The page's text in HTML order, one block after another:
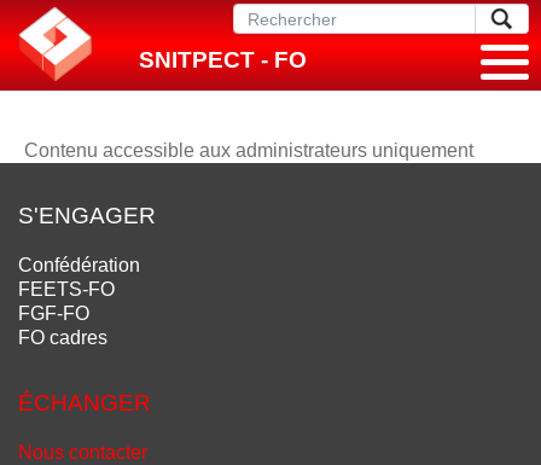
SNITPECT - FO
Contenu accessible aux administrateurs uniquement
S'ENGAGER
Confédération
FEETS-FO
FGF-FO
FO cadres
ÉCHANGER
Nous contacter